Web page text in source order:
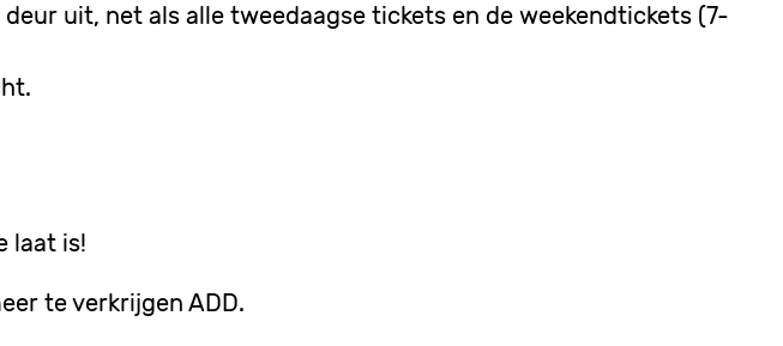
uit, net als alle tweedaagse tickets en de weekendtickets (7-
laat is!
te verkrijgen ADD.